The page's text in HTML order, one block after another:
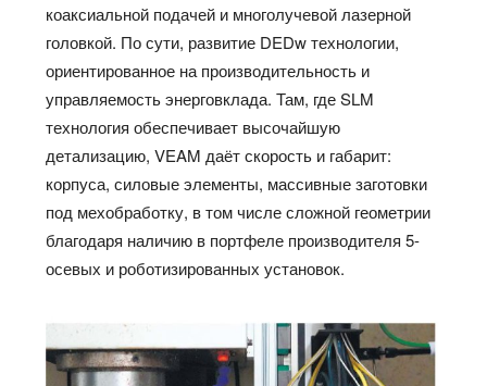
коаксиальной подачей и многолучевой лазерной
головкой. По сути, развитие DEDw технологии,
ориентированное на производительность и
управляемость энерговклада. Там, где SLM
технология обеспечивает высочайшую
детализацию, VEAM даёт скорость и габарит:
корпуса, силовые элементы, массивные заготовки
под мехобработку, в том числе сложной геометрии
благодаря наличию в портфеле производителя 5-
осевых и роботизированных установок.